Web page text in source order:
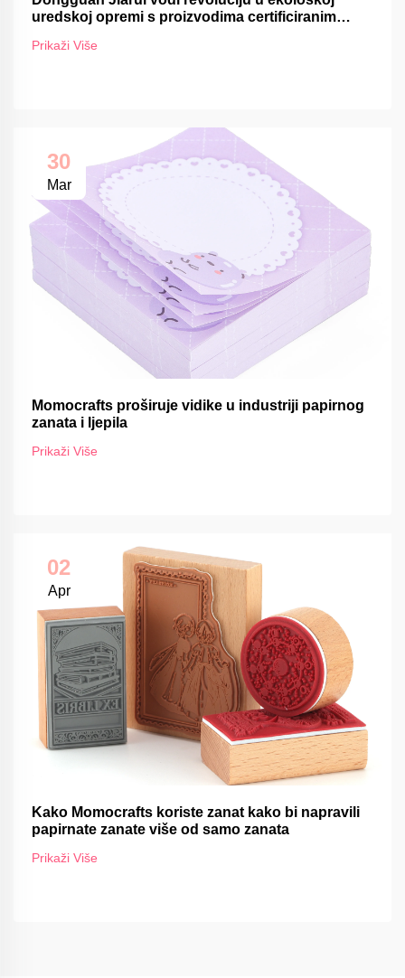
uredskoj opremi s proizvodima certificiranim
Prikaži Više
30
Mar
Momocrafts proširuje vidike u industriji papirnog
zanata i ljepila
Prikaži Više
02
Apr
Kako Momocrafts koriste zanat kako bi napravili
papirnate zanate više od samo zanata
Prikaži Više